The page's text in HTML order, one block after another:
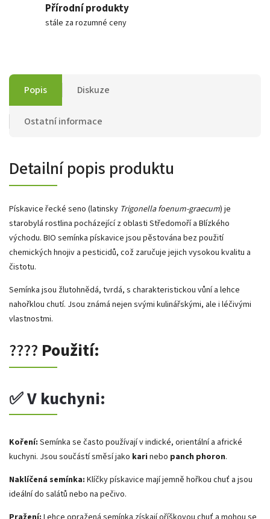
Přírodní produkty
stále za rozumné ceny
Popis Diskuze
Ostatní informace
Detailní popis produktu
Pískavice řecké seno (latinsky Trigonella foenum-graecum) je
starobylá rostlina pocházející z oblasti Středomoří a Blízkého
východu. BIO semínka pískavice jsou pěstována bez použití
chemických hnojiv a pesticidů, což zaručuje jejich vysokou kvalitu a
čistotu.
Semínka jsou žlutohnědá, tvrdá, s charakteristickou vůní a lehce
nahořklou chutí. Jsou známá nejen svými kulinářskými, ale i léčivými
vlastnostmi.
???? Použití:
✅V kuchyni:
Koření: Semínka se často používají v indické, orientální a africké
kuchyni. Jsou součástí směsí jako kari nebo panch phoron.
Naklíčená semínka: Klíčky pískavice mají jemně hořkou chuť a jsou
ideální do salátů nebo na pečivo.